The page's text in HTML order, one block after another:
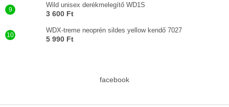
Wild unisex derékmelegítő WD1S
3 600 Ft
WDX-treme neoprén sildes yellow kendő 7027
5 990 Ft
facebook